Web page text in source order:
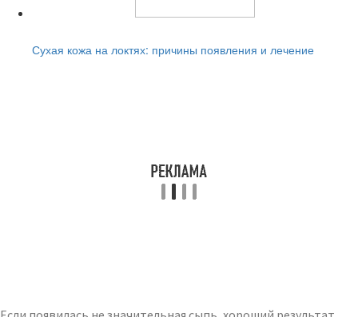
Сухая кожа на локтях: причины появления и лечение